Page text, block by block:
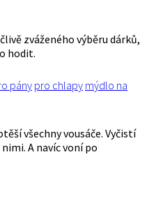
zváženého výběru dárků,
hodit.
pány pro chlapy mýdlo na
všechny vousáče. Vyčistí
A navíc voní po